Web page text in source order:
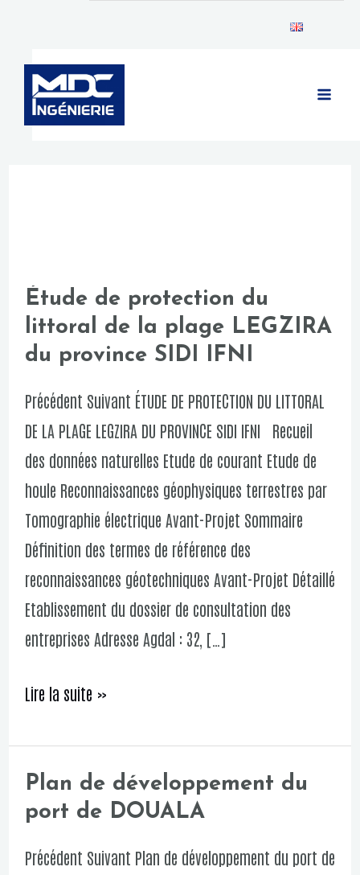
contenu
Étude de protection du
littoral de la plage LEGZIRA
du province SIDI IFNI
Précédent Suivant ÉTUDE DE PROTECTION DU LITTORAL
DE LA PLAGE LEGZIRA DU PROVINCE SIDI IFNI Recueil
des données naturelles Etude de courant Etude de
houle Reconnaissances géophysiques terrestres par
Tomographie électrique Avant-Projet Sommaire
Définition des termes de référence des
reconnaissances géotechniques Avant-Projet Détaillé
Etablissement du dossier de consultation des
entreprises Adresse Agdal : 32, […]
Étude
de
protection
de
la
LEGZIRA
province
Lire la suite »
Plan de développement du
port de DOUALA
Précédent Suivant Plan de développement du port de
Plan
de